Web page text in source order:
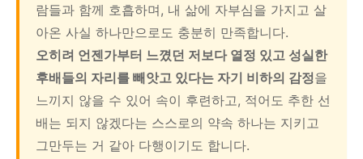
람들과 함께 호흡하며, 내 삶에 자부심을 가지고 살
아온 사실 하나만으로도 충분히 만족합니다.
오히려 언젠가부터 느꼈던 저보다 열정 있고 성실한
후배들의 자리를 빼앗고 있다는 자기 비하의 감정을
느끼지 않을 수 있어 속이 후련하고, 적어도 추한 선
배는 되지 않겠다는 스스로의 약속 하나는 지키고
그만두는 거 같아 다행이기도 합니다.